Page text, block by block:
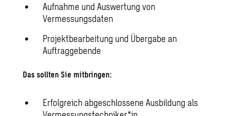
Aufnahme und Auswertung von
Vermessungsdaten
Projektbearbeitung und Übergabe an
Auftraggebende
Das sollten Sie mitbringen:
Erfolgreich abgeschlossene Ausbildung als